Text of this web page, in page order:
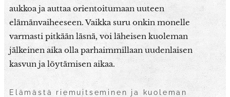
aukkoa ja auttaa orientoitumaan uuteen
elämänvaiheeseen. Vaikka suru onkin monelle
varmasti pitkään läsnä, voi läheisen kuoleman
jälkeinen aika olla parhaimmillaan uudenlaisen
kasvun ja löytämisen aikaa.
Elämästä riemuitseminen ja kuoleman